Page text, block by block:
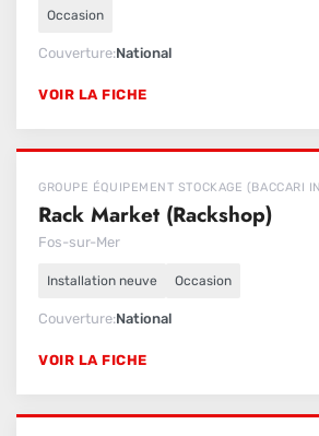
Occasion
Couverture National
VOIR LA FICHE
GROUPE ÉQUIPEMENT STOCKAGE (BACCARI
Rack Market (Rackshop)
Fos-sur-Mer
Installation neuve Occasion
Couverture National
VOIR LA FICHE